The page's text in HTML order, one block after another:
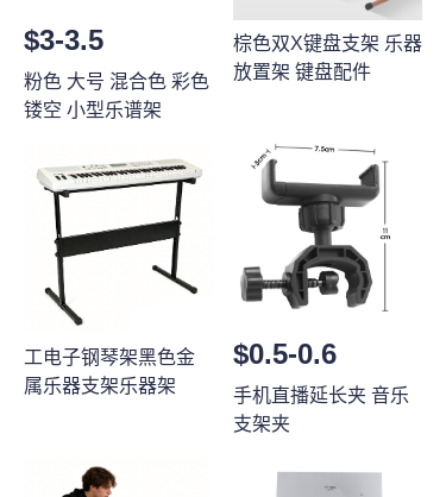
$3-3.5
粉色 大号 混合色 彩色
镂空 小型乐谱架
棕色双X键盘支架 乐器
放置架 键盘配件
工电子钢琴架黑色金
属乐器支架乐器架
$0.5-0.6
手机直播延长夹 音乐
支架夹